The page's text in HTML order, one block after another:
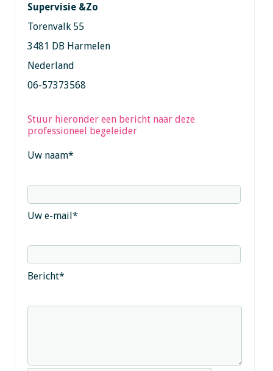
Supervisie &Zo
Torenvalk 55
3481 DB Harmelen
Nederland
06-57373568
Stuur hieronder een bericht naar deze
professioneel begeleider
Uw naam*
Uw e-mail*
Bericht*